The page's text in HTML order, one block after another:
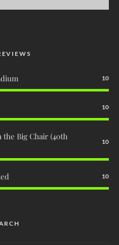
10
10
the Big Chair (40th
10
10